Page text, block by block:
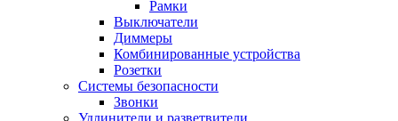
Рамки
Выключатели
Диммеры
Комбинированные устройства
Розетки
Системы безопасности
Звонки
Удлинители и разветвители